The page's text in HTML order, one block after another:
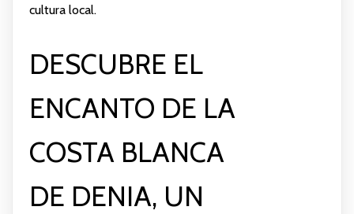
cultura local.
DESCUBRE EL
ENCANTO DE LA
COSTA BLANCA
DE DENIA, UN